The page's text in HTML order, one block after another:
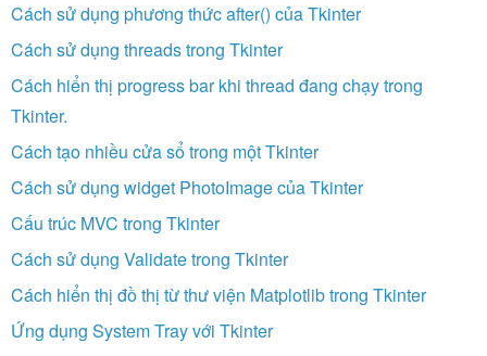
Cách sử dụng phương thức after() của Tkinter
Cách sử dụng threads trong Tkinter
Cách hiển thị progress bar khi thread đang chạy trong
Tkinter.
Cách tạo nhiều cửa sổ trong một Tkinter
Cách sử dụng widget PhotoImage của Tkinter
Cấu trúc MVC trong Tkinter
Cách sử dụng Validate trong Tkinter
Cách hiển thị đồ thị từ thư viện Matplotlib trong Tkinter
Ứng dụng System Tray với Tkinter